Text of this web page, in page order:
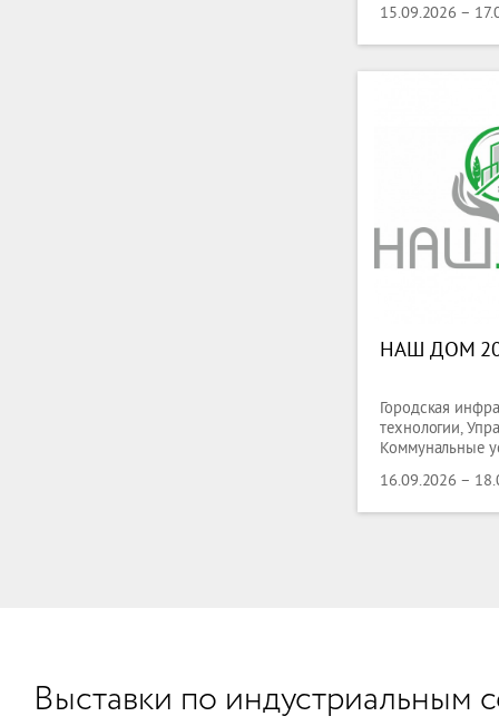
Охлаждение,
15.09.2026 –
НАШ ДОМ
Городская
технологии,
Коммунальные
16.09.2026 –
Выставки по индустриальным